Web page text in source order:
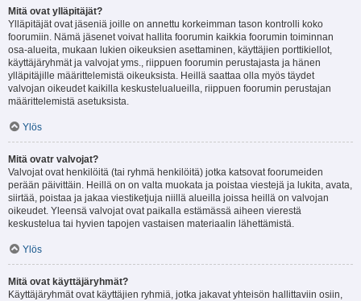
Mitä ovat ylläpitäjät?
Ylläpitäjät ovat jäseniä joille on annettu korkeimman tason kontrolli koko
foorumiin. Nämä jäsenet voivat hallita foorumin kaikkia foorumin toiminnan
osa-alueita, mukaan lukien oikeuksien asettaminen, käyttäjien porttikiellot,
käyttäjäryhmät ja valvojat yms., riippuen foorumin perustajasta ja hänen
ylläpitäjille määrittelemistä oikeuksista. Heillä saattaa olla myös täydet
valvojan oikeudet kaikilla keskustelualueilla, riippuen foorumin perustajan
määrittelemistä asetuksista.
Ylös
Mitä ovatr valvojat?
Valvojat ovat henkilöitä (tai ryhmä henkilöitä) jotka katsovat foorumeiden
perään päivittäin. Heillä on on valta muokata ja poistaa viestejä ja lukita, avata,
siirtää, poistaa ja jakaa viestiketjuja niillä alueilla joissa heillä on valvojan
oikeudet. Yleensä valvojat ovat paikalla estämässä aiheen vierestä
keskustelua tai hyvien tapojen vastaisen materiaalin lähettämistä.
Ylös
Mitä ovat käyttäjäryhmät?
Käyttäjäryhmät ovat käyttäjien ryhmiä, jotka jakavat yhteisön hallittaviin osiin,